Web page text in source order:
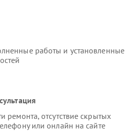
работы и установленные
ремонта, отсутствие скрытых
или онлайн на сайте